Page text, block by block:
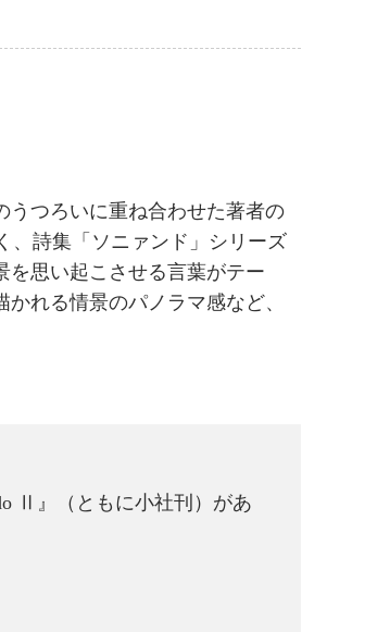
うつろいに重ね合わせた著者の
詩集「ソニァンド」シリーズ
を思い起こさせる言葉がテー
れる情景のパノラマ感など、
Ⅱ』（ともに小社刊）があ